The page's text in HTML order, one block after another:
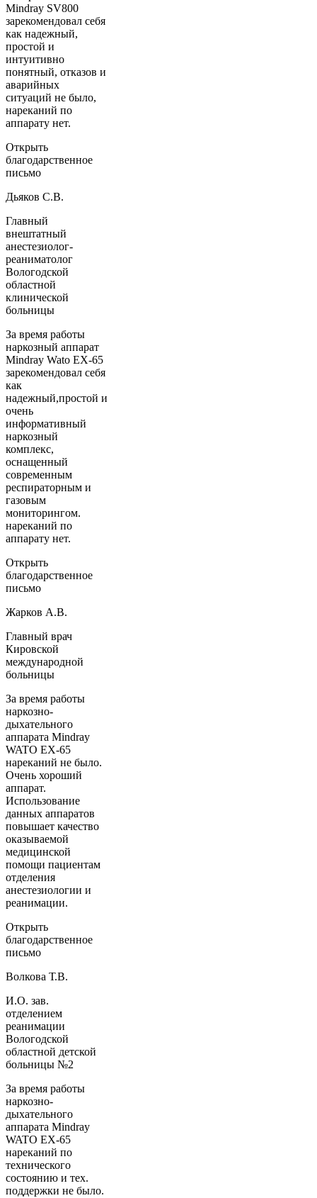
Mindray SV800
зарекомендовал себя
как надежный,
простой и
интуитивно
понятный, отказов и
аварийных
ситуаций не было,
нареканий по
аппарату нет.
Открыть
благодарственное
письмо
Дьяков С.В.
Главный
внештатный
анестезиолог-
реаниматолог
Вологодской
областной
клинической
больницы
За время работы
наркозный аппарат
Mindray Wato EX-65
зарекомендовал себя
как
надежный,простой и
очень
информативный
наркозный
комплекс,
оснащенный
современным
респираторным и
газовым
мониторингом.
нареканий по
аппарату нет.
Открыть
благодарственное
письмо
Жарков А.В.
Главный врач
Кировской
международной
больницы
За время работы
наркозно-
дыхательного
аппарата Mindray
WATO EX-65
нареканий не было.
Очень хороший
аппарат.
Использование
данных аппаратов
повышает качество
оказываемой
медицинской
помощи пациентам
отделения
анестезиологии и
реанимации.
Открыть
благодарственное
письмо
Волкова Т.В.
И.О. зав.
отделением
реанимации
Вологодской
областной детской
больницы №2
За время работы
наркозно-
дыхательного
аппарата Mindray
WATO EX-65
нареканий по
технического
состоянию и тех.
поддержки не было.